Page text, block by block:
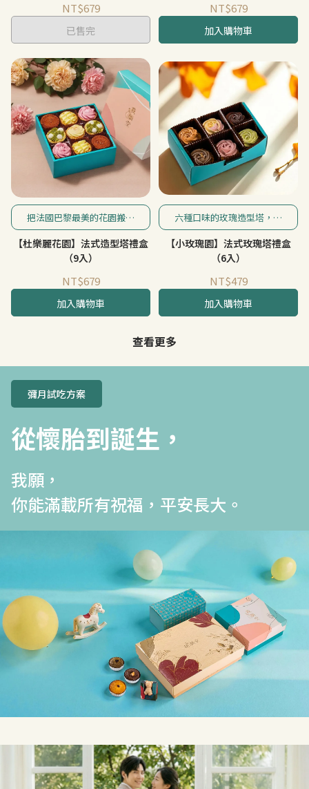
NT$679
已售完
NT$679
加入購物車
把法國巴黎最美的花園搬到
下午茶桌上！不用出國也能
用味蕾品嘗法式景緻，靈感
取自法國最美的杜樂麗花
【杜樂麗花園】法式造型塔禮盒
（9入）
NT$679
加入購物車
六種口味的玫瑰造型塔，讓
美味與色彩在味蕾中碰撞，
彷彿置身玫瑰園中，入口享
受綻放的獨特芬香。
【小玫瑰園】法式玫瑰塔禮盒
（6入）
NT$479
加入購物車
查看更多
彌月試吃方案
從懷胎到誕生，
我願，
你能滿載所有祝福，平安長大。